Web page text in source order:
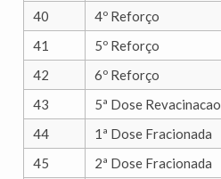
40
4º Reforço
41
5º Reforço
42
6º Reforço
43
5ª Dose Revacinacao
44
1ª Dose Fracionada
45
2ª Dose Fracionada